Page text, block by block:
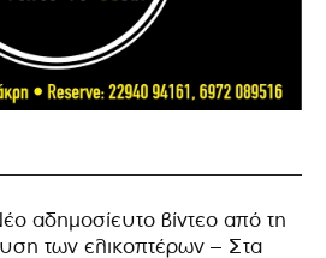
αδημοσίευτο βίντεο από τη
των ελικοπτέρων – Στα